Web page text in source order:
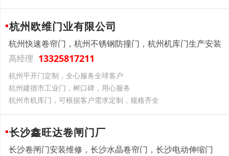
杭州欧维门业有限公司
杭州快速卷帘门，杭州不锈钢防撞门，杭州机库门生产安装
高经理 13325817211
杭州平开门定制，全心服务全球客户
杭州建德市工业门，树口碑，用心服务
杭州市机库门，可根据客户需求定制，规格齐全
长沙鑫旺达卷闸门厂
长沙卷闸门安装维修，长沙水晶卷帘门，长沙电动伸缩门